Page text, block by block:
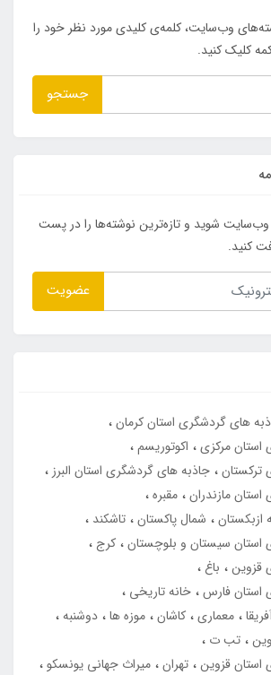
وب‌سایت، کلمه‌ی کلیدی مورد نظر خود را
کلیک کنید.
جستجو
وب‌سایت شوید و تازه‌ترین نوشته‌ها را در پست
کنید.
عضویت
های گردشگری استان کرمان
استان مرکزی
اکوتوریسم
ترکستان جاذبه های گردشگری استان البرز
مازندران مقبره
ازبکستان
شمال پاکستان تاشکند
استان سیستان و بلوچستان کرج
قزوین
باغ
استان فارس خانه تاریخی
معماری کاشان موزه ها دوشنبه
تب ت
استان قزوین تهران میراث جهانی یونسکو